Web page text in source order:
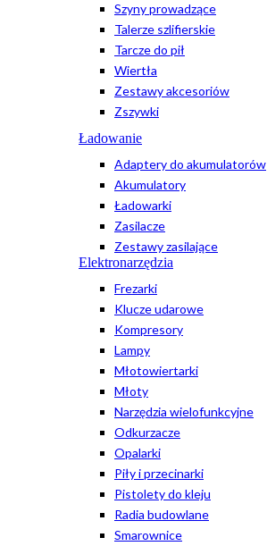
Szyny prowadzące
Talerze szlifierskie
Tarcze do pił
Wiertła
Zestawy akcesoriów
Zszywki
Ładowanie
Adaptery do akumulatorów
Akumulatory
Ładowarki
Zasilacze
Zestawy zasilające
Elektronarzędzia
Frezarki
Klucze udarowe
Kompresory
Lampy
Młotowiertarki
Młoty
Narzędzia wielofunkcyjne
Odkurzacze
Opalarki
Piły i przecinarki
Pistolety do kleju
Radia budowlane
Smarownice